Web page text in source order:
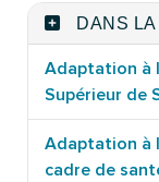
DANS
Adaptation à
Supérieur de
Adaptation à
cadre de